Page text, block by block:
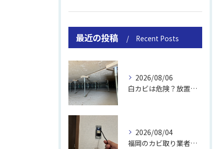
最近の投稿 Recent Posts
2026/08/06
白カビは危険？放置のリスクと取り方
2026/08/04
福岡のカビ取り業者おすすめの選び方と費用